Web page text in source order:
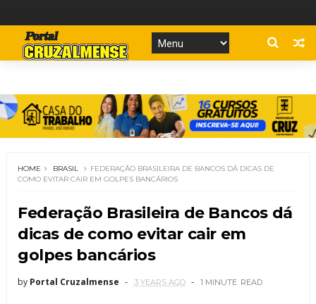
HOME BRASIL
FEDERAÇÃO BRASILEIRA DE BANCOS DÁ DICAS DE
COMO EVITAR CAIR EM GOLPES BANCÁRIOS
Federação Brasileira de Bancos dá
dicas de como evitar cair em
golpes bancários
by Portal Cruzalmense 3 YEARS AGO 1 MINUTE READ